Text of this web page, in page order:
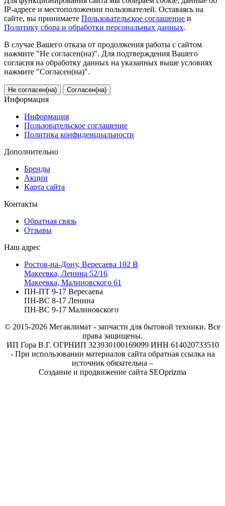
IP-адресе и местоположении пользователей. Оставаясь на
сайте, вы принимаете Пользовательское соглашение и
Политику сбора и обработки персональных данных.
В случае Вашего отказа от продолжения работы с сайтом
нажмите "Не согласен(на)". Для подтверждения Вашего
согласия на обработку данных на указанных выше условиях
нажмите "Согласен(на)".
Не согласен(на) Согласен(на)
Информация
Информация
Пользовательское соглашение
Политика конфиденциальности
Дополнительно
Бренды
Акции
Карта сайта
Контакты
Обратная связь
Отзывы
Наш адрес
Ростов-на-Дону, Вересаева 102 В
Макеевка, Ленина 52/16
Макеевка, Малиновского 61
ПН-ПТ 9-17 Вересаева
ПН-ВС 8-17 Ленина
ПН-ВС 9-17 Малиновского
© 2015-2026 Мегаклимат - запчасти для бытовой техники. Все
права защищены.
ИП Гора В.Г. ОГРНИП 323930100169099 ИНН 614020733510
- При использовании материалов сайта обратная ссылка на
источник обязательна –
Создание и продвижение сайта SEOprizma